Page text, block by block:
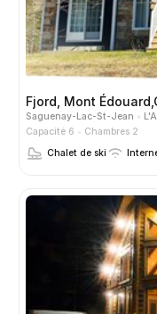
Fjord, Mont
Saguenay-Lac-St-Jean
Capacité 6
Chambres 2
Chalet de ski